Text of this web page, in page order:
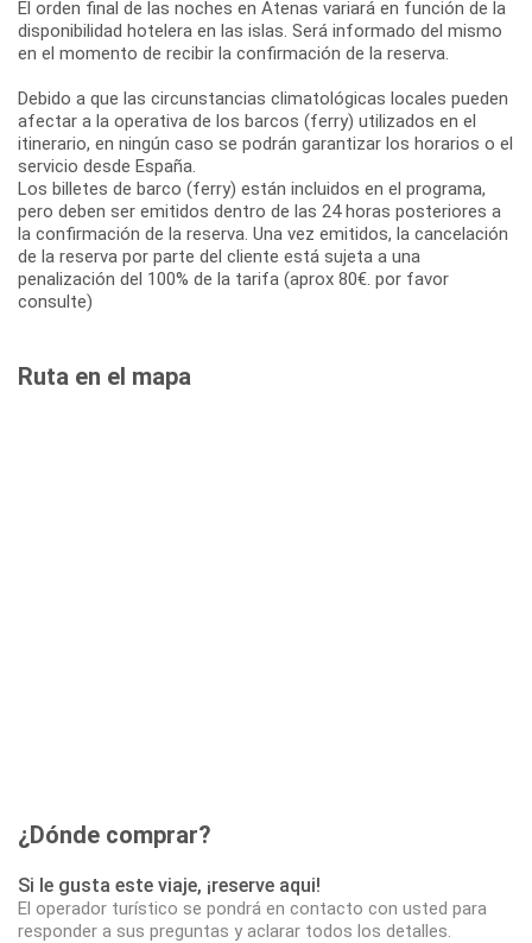
El orden final de las noches en Atenas variará en función de la
disponibilidad hotelera en las islas. Será informado del mismo
en el momento de recibir la confirmación de la reserva.
Debido a que las circunstancias climatológicas locales pueden
afectar a la operativa de los barcos (ferry) utilizados en el
itinerario, en ningún caso se podrán garantizar los horarios o el
servicio desde España.
Los billetes de barco (ferry) están incluidos en el programa,
pero deben ser emitidos dentro de las 24 horas posteriores a
la confirmación de la reserva. Una vez emitidos, la cancelación
de la reserva por parte del cliente está sujeta a una
penalización del 100% de la tarifa (aprox 80€. por favor
consulte)
Ruta en el mapa
¿Dónde comprar?
Si le gusta este viaje, ¡reserve aqui!
El operador turístico se pondrá en contacto con usted para
responder a sus preguntas y aclarar todos los detalles.